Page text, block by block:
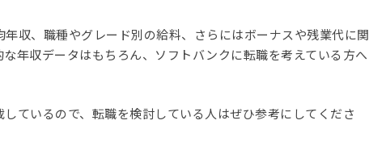
収、職種やグレード別の給料、さらにはボーナスや残業代に関
年収データはもちろん、ソフトバンクに転職を考えている方へ
ているので、転職を検討している人はぜひ参考にしてくださ